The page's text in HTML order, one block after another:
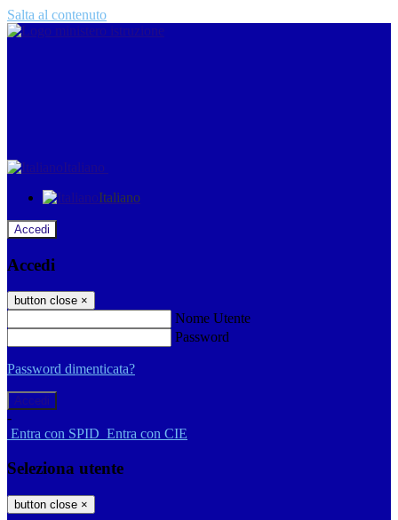
Salta al contenuto
Italiano
Italiano
Accedi
Accedi
button close ×
Nome Utente
Password
Password dimenticata?
-
Entra con SPID Entra con CIE
Seleziona utente
button close ×